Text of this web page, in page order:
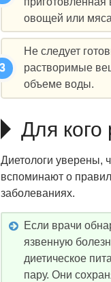
овощей или
Не следует
растворимые
объеме воды.
Для
Диетологи уверены,
вспоминают о
заболеваниях.
Если врачи
язвенную
диетическое
пару. Они